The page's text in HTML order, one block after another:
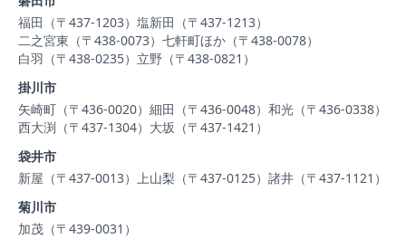
福田（〒437-1203） 塩新田（〒437-1213）
二之宮東（〒438-0073） 七軒町ほか（〒438-0078）
白羽（〒438-0235） 立野（〒438-0821）
掛川市
矢崎町（〒436-0020） 細田（〒436-0048） 和光（〒436-0338）
西大渕（〒437-1304） 大坂（〒437-1421）
袋井市
新屋（〒437-0013） 上山梨（〒437-0125） 諸井（〒437-1121）
菊川市
加茂（〒439-0031）